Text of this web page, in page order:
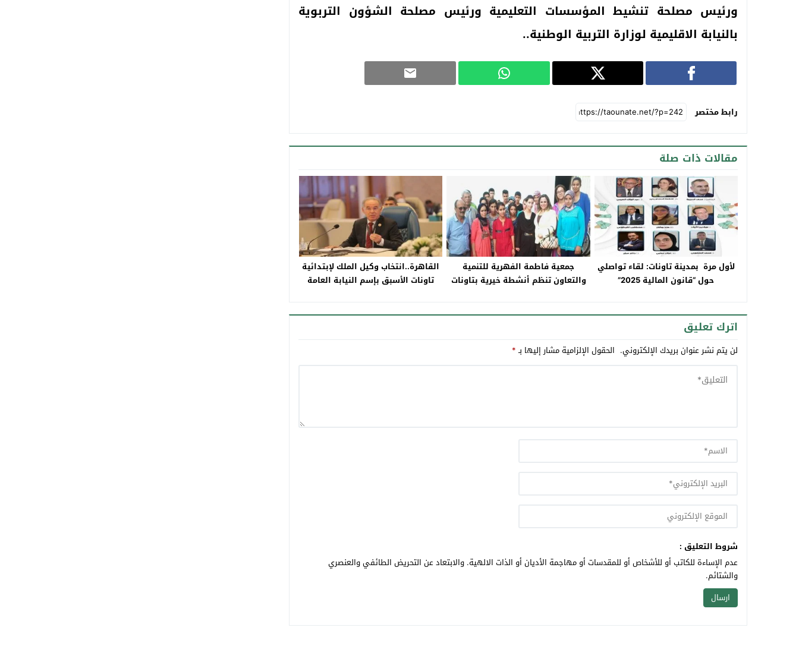
ورئيس مصلحة تنشيط المؤسسات التعليمية ورئيس مصلحة الشؤون التربوية
بالنيابة الاقليمية لوزارة التربية الوطنية..
رابط مختصر
مقالات ذات صلة
لأول مرة بمدينة تاونات: لقاء تواصلي
حول “قانون المالية 2025”
جمعية فاطمة الفهرية للتنمية
والتعاون تنظم أنشطة خيرية بتاونات
القاهرة..انتخاب وكيل الملك لإبتدائية
تاونات الأسبق بإسم النيابة العامة
اترك تعليق
لن يتم نشر عنوان بريدك الإلكتروني. الحقول الإلزامية مشار إليها بـ*
شروط التعليق :
عدم الإساءة للكاتب أو للأشخاص أو للمقدسات أو مهاجمة الأديان أو الذات الالهية. والابتعاد عن التحريض الطائفي والعنصري
والشتائم.